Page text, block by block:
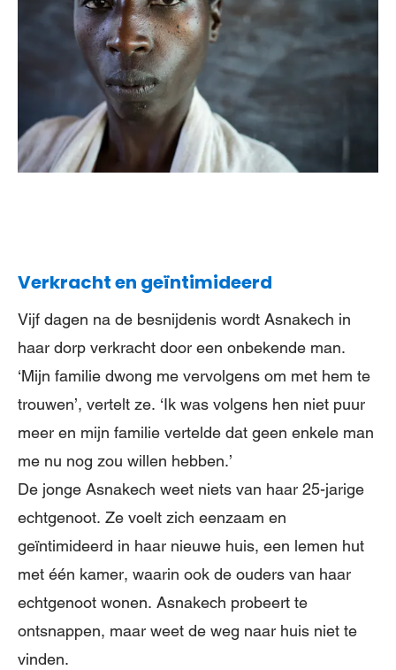
Verkracht en geïntimideerd
Vijf dagen na de besnijdenis wordt Asnakech in
haar dorp verkracht door een onbekende man.
‘Mijn familie dwong me vervolgens om met hem te
trouwen’, vertelt ze. ‘Ik was volgens hen niet puur
meer en mijn familie vertelde dat geen enkele man
me nu nog zou willen hebben.’
De jonge Asnakech weet niets van haar 25-jarige
echtgenoot. Ze voelt zich eenzaam en
geïntimideerd in haar nieuwe huis, een lemen hut
met één kamer, waarin ook de ouders van haar
echtgenoot wonen. Asnakech probeert te
ontsnappen, maar weet de weg naar huis niet te
vinden.